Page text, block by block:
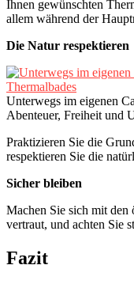
Ihnen gewünschten
allem während der
Die Natur respektieren
Unterwegs im eigenen
Abenteuer, Freiheit und
Praktizieren Sie die
respektieren Sie die
Sicher bleiben
Machen Sie sich mit den
vertraut, und achten Sie
Fazit